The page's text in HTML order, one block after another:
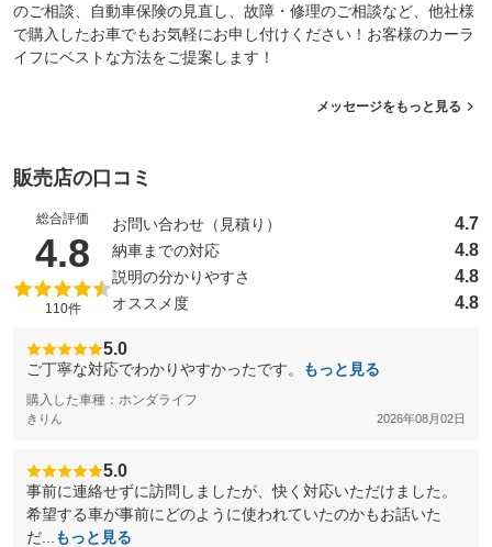
のご相談、自動車保険の見直し、故障・修理のご相談など、他社様
で購入したお車でもお気軽にお申し付けください！お客様のカーラ
イフにベストな方法をご提案します！
メッセージをもっと見る
販売店の口コミ
総合評価
4.8 （5点満点中）
110件
お問い合わせ（見積り） 4.7
納車までの対応 4.8
説明の分かりやすさ 4.8
オススメ度 4.8
5.0
ご丁寧な対応でわかりやすかったです。 もっと見る
購入した車種：ホンダライフ
きりん 2026年08月02日
5.0
事前に連絡せずに訪問しましたが、快く対応いただけました。
希望する車が事前にどのように使われていたのかもお話いた
だ...
もっと見る